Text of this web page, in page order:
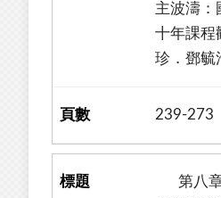
主波濤：
十年課程
珍．鄧毓
239-273
第八章